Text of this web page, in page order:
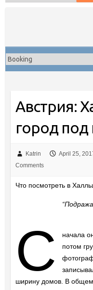
Австрия:
город под
Katrin April 25,
Comments
Что посмотреть в
С
начала
потом
ширину домов. В